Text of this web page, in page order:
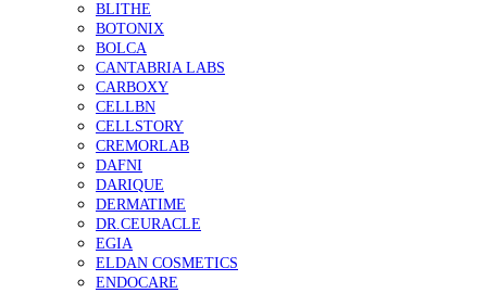
BLITHE
BOTONIX
BOLCA
CANTABRIA LABS
CARBOXY
CELLBN
CELLSTORY
CREMORLAB
DAFNI
DARIQUE
DERMATIME
DR.CEURACLE
EGIA
ELDAN COSMETICS
ENDOCARE